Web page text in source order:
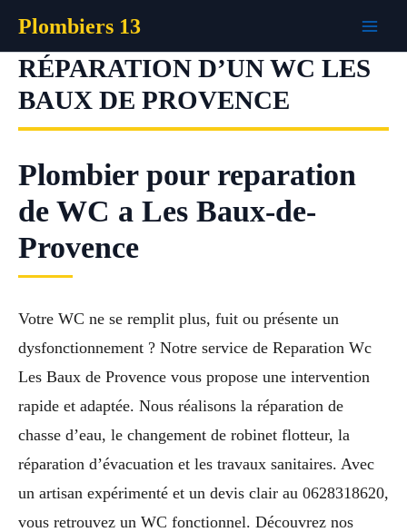
contenu
Plombiers 13
RÉPARATION D’UN WC LES
BAUX DE PROVENCE
Plombier pour reparation
de WC a Les Baux-de-
Provence
Votre WC ne se remplit plus, fuit ou présente un
dysfonctionnement ? Notre service de Reparation Wc
Les Baux de Provence vous propose une intervention
rapide et adaptée. Nous réalisons la réparation de
chasse d’eau, le changement de robinet flotteur, la
réparation d’évacuation et les travaux sanitaires. Avec
un artisan expérimenté et un devis clair au 0628318620,
vous retrouvez un WC fonctionnel. Découvrez nos